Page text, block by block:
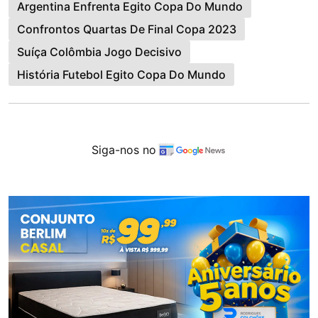
Argentina Enfrenta Egito Copa Do Mundo
Confrontos Quartas De Final Copa 2023
Suíça Colômbia Jogo Decisivo
História Futebol Egito Copa Do Mundo
Siga-nos no